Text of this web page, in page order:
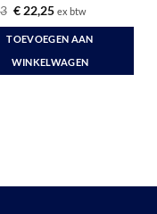
Oorspronkelijke
was:
€ 27,23.
€22,25Huidige
is:
€ 22,25.
ex btw
TOEVOEGEN AAN
WINKELWAGEN